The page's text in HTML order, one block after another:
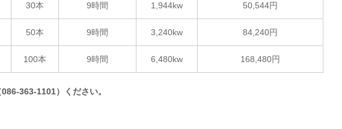
30本 9時間 1,944kw 50,544円
50本 9時間 3,240kw 84,240円
100本 9時間 6,480kw 168,480円
363-1101）ください。